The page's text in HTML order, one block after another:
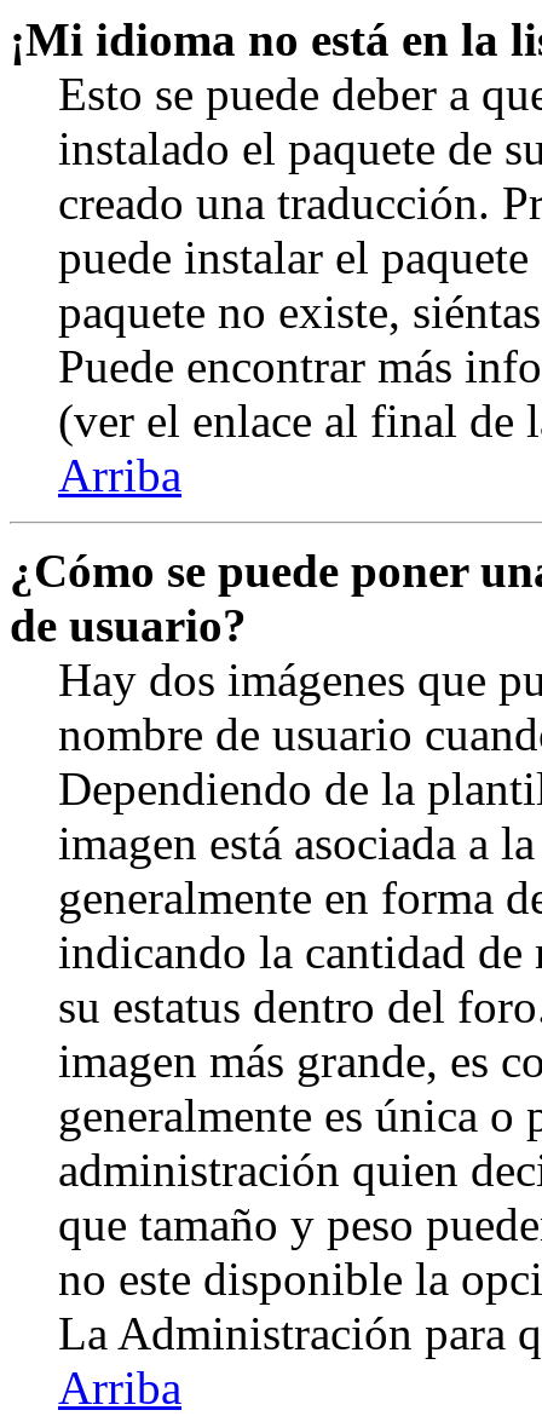
¡Mi idioma no está en la
Esto se puede deber a
instalado el paquete de
creado una traducción.
puede instalar el
paquete no existe,
Puede encontrar más
(ver el enlace al final de
Arriba
¿Cómo se puede poner
de usuario?
Hay dos imágenes que
nombre de usuario
Dependiendo de la
imagen está asociada a
generalmente en forma
indicando la cantidad de
su estatus dentro del
imagen más grande, es
generalmente es única o
administración quien
que tamaño y peso
no este disponible la
La Administración para
Arriba